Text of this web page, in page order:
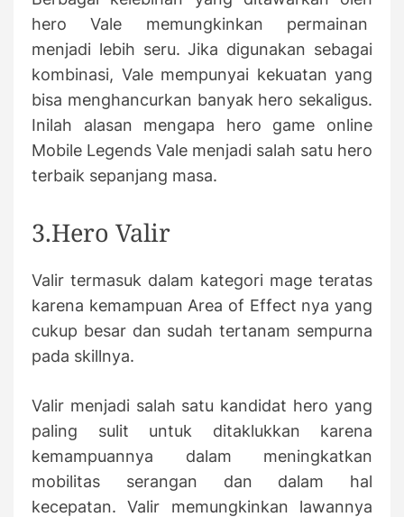
hero Vale memungkinkan permainan
menjadi lebih seru. Jika digunakan sebagai
kombinasi, Vale mempunyai kekuatan yang
bisa menghancurkan banyak hero sekaligus.
Inilah alasan mengapa hero game online
Mobile Legends Vale menjadi salah satu hero
terbaik sepanjang masa.
3.Hero Valir
Valir termasuk dalam kategori mage teratas
karena kemampuan Area of Effect nya yang
cukup besar dan sudah tertanam sempurna
pada skillnya.
Valir menjadi salah satu kandidat hero yang
paling sulit untuk ditaklukkan karena
kemampuannya dalam meningkatkan
mobilitas serangan dan dalam hal
kecepatan. Valir memungkinkan lawannya